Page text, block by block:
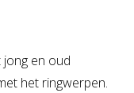
en oud
het ringwerpen.